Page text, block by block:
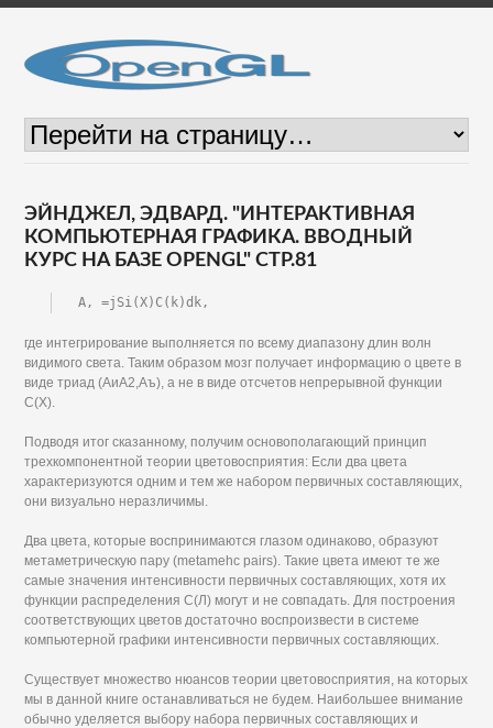
ЭЙНДЖЕЛ, ЭДВАРД. "ИНТЕРАКТИВНАЯ
КОМПЬЮТЕРНАЯ ГРАФИКА. ВВОДНЫЙ
КУРС НА БАЗЕ OPENGL" СТР.81
A, =jSi(X)C(k)dk,
где интегрирование выполняется по всему диапазону длин волн
видимого света. Таким образом мозг получает информацию о цвете в
виде триад (АиА2,Аъ), а не в виде отсчетов непрерывной функции
С(Х).
Подводя итог сказанному, получим основополагающий принцип
трехкомпонентной теории цветовосприятия: Если два цвета
характеризуются одним и тем же набором первичных составляющих,
они визуально неразличимы.
Два цвета, которые воспринимаются глазом одинаково, образуют
метаметрическую пару (metamehc pairs). Такие цвета имеют те же
самые значения интенсивности первичных составляющих, хотя их
функции распределения С(Л) могут и не совпадать. Для построения
соответствующих цветов достаточно воспроизвести в системе
компьютерной графики интенсивности первичных составляющих.
Существует множество нюансов теории цветовосприятия, на которых
мы в данной книге останавливаться не будем. Наибольшее внимание
обычно уделяется выбору набора первичных составляющих и